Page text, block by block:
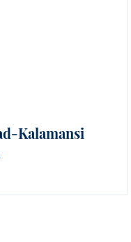
Kalamansi